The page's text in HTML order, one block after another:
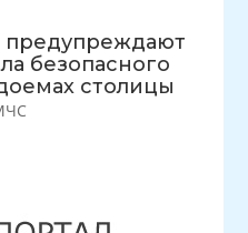
безопасного
столицы